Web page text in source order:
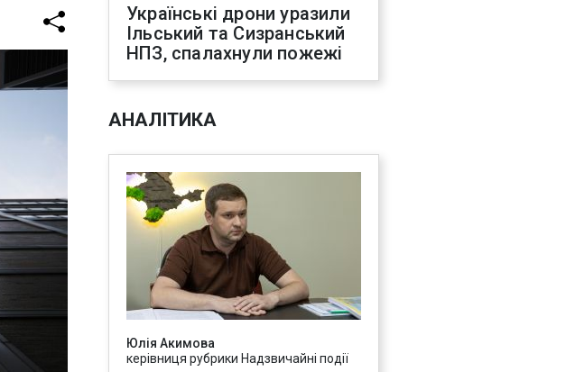
Українські дрони уразили
Ільський та Сизранський
НПЗ, спалахнули пожежі
АНАЛІТИКА
Юлія Акимова
керівниця рубрики Надзвичайні події